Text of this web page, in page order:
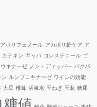
ポリフェノール アカポリ糖ケア ア
カテキン ギャバ コレステロール ゴ
キナーゼ ノン・ディッパー パクパ
ン ルンブロキナーゼ ワインの効能
大豆 椎茸 活泉水 玉ねぎ 玉葱 糖尿